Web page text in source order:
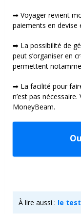
➡ Voyager revient
paiements en devise
➡ La possibilité de
peut s’organiser en
permettent
➡ La facilité pour
n’est pas
MoneyBeam.
À lire aussi : le